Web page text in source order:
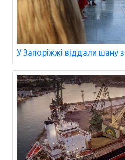
У Запоріжжі віддали шану